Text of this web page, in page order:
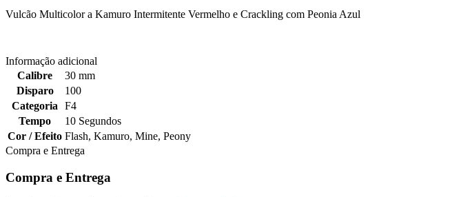
Vulcão Multicolor a Kamuro Intermitente Vermelho e Crackling com Peonia Azul
Informação adicional
Calibre
30 mm
Disparo
100
Categoria
F4
Tempo
10 Segundos
Cor / Efeito Flash, Kamuro, Mine, Peony
Compra e Entrega
Compra e Entrega